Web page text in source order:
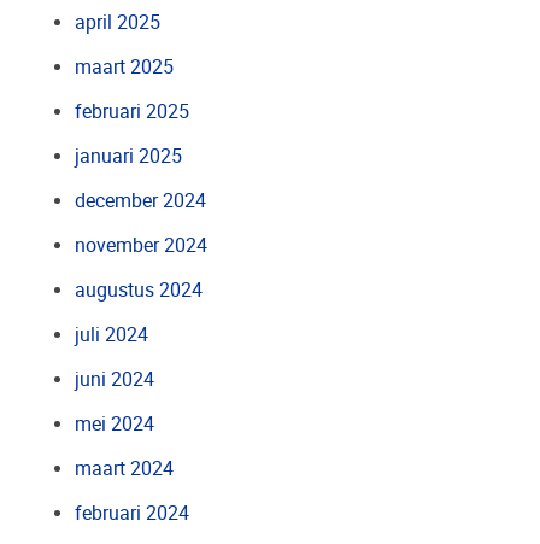
april 2025
maart 2025
februari 2025
januari 2025
december 2024
november 2024
augustus 2024
juli 2024
juni 2024
mei 2024
maart 2024
februari 2024